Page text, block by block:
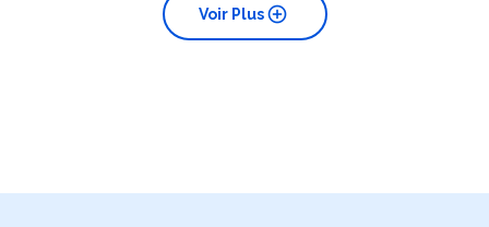
add_circle
Voir Plus